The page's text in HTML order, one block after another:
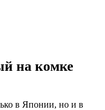
на комке
в Японии, но и в